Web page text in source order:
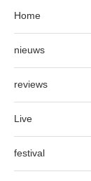
Home
nieuws
reviews
Live
festival